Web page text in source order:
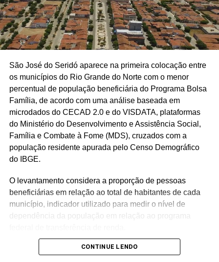
São José do Seridó aparece na primeira colocação entre
os municípios do Rio Grande do Norte com o menor
percentual de população beneficiária do Programa Bolsa
Família, de acordo com uma análise baseada em
microdados do CECAD 2.0 e do VISDATA, plataformas
do Ministério do Desenvolvimento e Assistência Social,
Família e Combate à Fome (MDS), cruzados com a
população residente apurada pelo Censo Demográfico
do IBGE.
O levantamento considera a proporção de pessoas
beneficiárias em relação ao total de habitantes de cada
município, indicador utilizado para medir o nível de
dependência da população em relação ao programa
Com população de 4.558 habitantes, São José do Seridó
CONTINUE LENDO